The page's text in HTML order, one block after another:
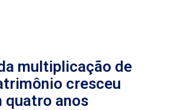
multiplicação de
cresceu
quatro anos